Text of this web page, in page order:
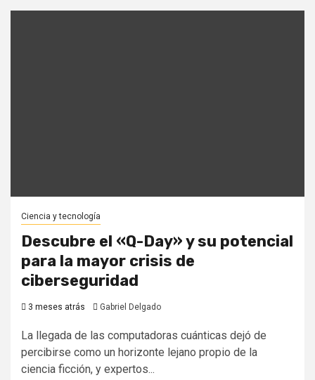
Ciencia y tecnología
Descubre el «Q-Day» y su potencial
para la mayor crisis de
ciberseguridad
3 meses atrás Gabriel Delgado
La llegada de las computadoras cuánticas dejó de
percibirse como un horizonte lejano propio de la
ciencia ficción, y expertos...